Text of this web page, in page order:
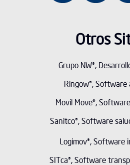
Otros
Grupo NW®,
Ringow®, Software
Movil Move®,
Sanitco®, Software
Logimov®, Software
SITca®, Software